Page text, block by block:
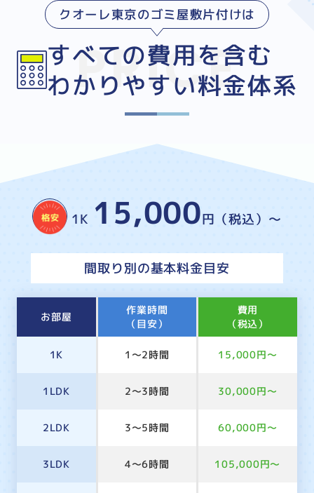
クオーレ東京のゴミ屋敷片付けは
すべての費用を含む
わかりやすい料金体系
1K 15,000円（税込）～
間取り別の基本料金目安
お部屋
作業時間
（目安）
費用
（税込）
1K 1～2時間 15,000円～
1LDK 2～3時間 30,000円～
2LDK 3～5時間 60,000円～
3LDK 4～6時間 105,000円～